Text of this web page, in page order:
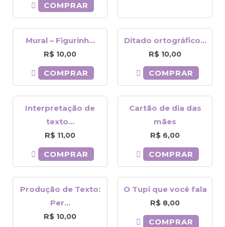
R$ 9,00.
COMPRAR
Mural – Figurinh...
R$ 10,00
COMPRAR
Ditado ortográfico...
R$ 10,00
COMPRAR
Interpretação de
texto...
R$ 11,00
COMPRAR
Cartão de dia das
mães
R$ 6,00
COMPRAR
Produção de Texto:
Per...
R$ 10,00
O Tupi que você fala
R$ 8,00
COMPRAR